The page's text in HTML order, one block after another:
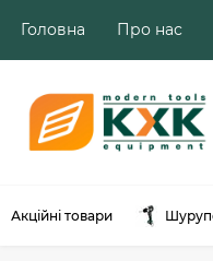
Головна Про нас
Акційні товари